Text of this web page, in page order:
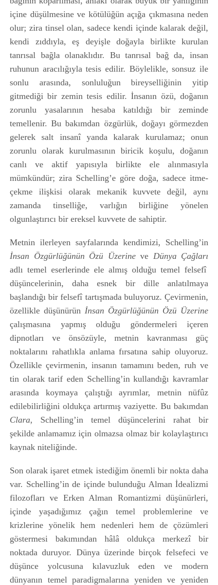
içine düşülmesine ve kötülüğün açığa çıkmasına neden
olur; zira tinsel olan, sadece kendi içinde kalarak değil,
kendi zıddıyla, eş deyişle doğayla birlikte kurulan
tanrısal bağla olanaklıdır. Bu tanrısal bağ da, insan
ruhunun aracılığıyla tesis edilir. Böylelikle, sonsuz ile
sonlu arasında, sonluluğun bireyselliğinin yitip
gitmediği bir zemin tesis edilir. İnsanın özü, doğanın
zorunlu yasalarının hesaba katıldığı bir zeminde
temellenir. Bu bakımdan özgürlük, doğayı görmezden
gelerek salt insanî yanda kalarak kurulamaz; onun
zorunlu olarak kurulmasının biricik koşulu, doğanın
canlı ve aktif yapısıyla birlikte ele alınmasıyla
mümkündür; zira Schelling’e göre doğa, sadece itme-
çekme ilişkisi olarak mekanik kuvvete değil, aynı
zamanda tinselliğe, varlığın birliğine yönelen
olgunlaştırıcı bir ereksel kuvvete de sahiptir.
Metnin ilerleyen sayfalarında kendimizi, Schelling’in
İnsan Özgürlüğünün Özü Üzerineve Dünya Çağları
adlı temel eserlerinde ele almış olduğu temel felsefî
düşüncelerinin, daha esnek bir dille anlatılmaya
başlandığı bir felsefî tartışmada buluyoruz. Çevirmenin,
özellikle düşünürün İnsan Özgürlüğünün Özü Üzerine
çalışmasına yapmış olduğu göndermeleri içeren
dipnotları ve önsözüyle, metnin kavranması güç
noktalarını rahatlıkla anlama fırsatına sahip oluyoruz.
Özellikle çevirmenin, insanın tamamını beden, ruh ve
tin olarak tarif eden Schelling’in kullandığı kavramlar
arasında koymaya çalıştığı ayrımlar, metnin nüfûz
edilebilirliğini oldukça artırmış vaziyette. Bu bakımdan
Clara, Schelling’in temel düşüncelerini rahat bir
şekilde anlamamız için olmazsa olmaz bir kolaylaştırıcı
kaynak niteliğinde.
Son olarak işaret etmek istediğim önemli bir nokta daha
var. Schelling’in de içinde bulunduğu Alman İdealizmi
filozofları ve Erken Alman Romantizmi düşünürleri,
içinde yaşadığımız çağın temel problemlerine ve
krizlerine yönelik hem nedenleri hem de çözümleri
göstermesi bakımından hâlâ oldukça merkezî bir
noktada duruyor. Dünya üzerinde birçok felsefeci ve
düşünce yolcusuna kılavuzluk eden ve modern
dünyanın temel paradigmalarına yeniden ve yeniden